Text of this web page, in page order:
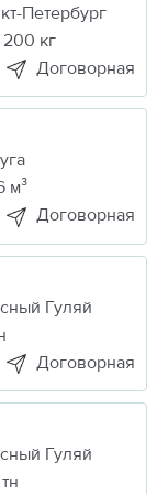
Петербург
200 кг
Договорная
м³
Договорная
Гуляй
Договорная
Гуляй